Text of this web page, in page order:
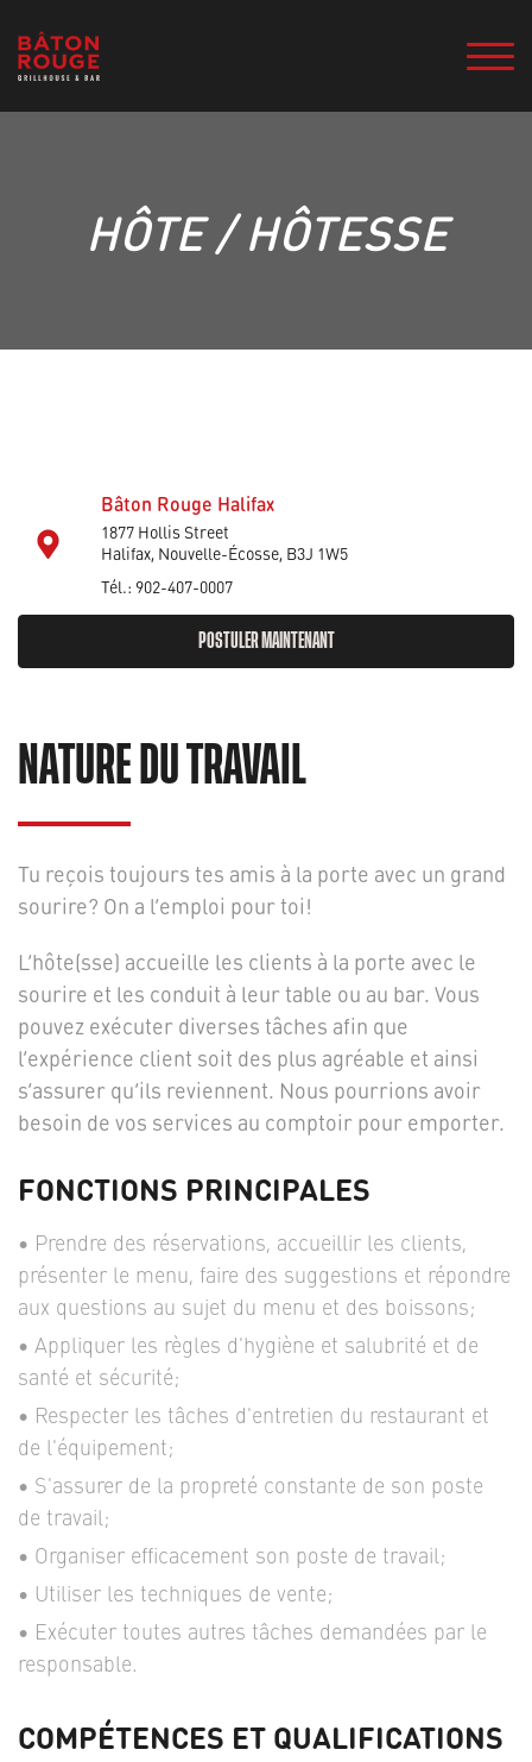
HÔTE / HÔTESSE
NATURE DU TRAVAIL
Tu reçois toujours tes amis à la porte avec un grand
sourire? On a l’emploi pour toi!
L’hôte(sse) accueille les clients à la porte avec le
sourire et les conduit à leur table ou au bar. Vous
pouvez exécuter diverses tâches afin que
l’expérience client soit des plus agréable et ainsi
s’assurer qu’ils reviennent. Nous pourrions avoir
besoin de vos services au comptoir pour emporter.
FONCTIONS PRINCIPALES
Prendre des réservations, accueillir les clients,
présenter le menu, faire des suggestions et répondre
aux questions au sujet du menu et des boissons;
Appliquer les règles d'hygiène et salubrité et de
santé et sécurité;
Respecter les tâches d'entretien du restaurant et
de l'équipement;
S'assurer de la propreté constante de son poste
de travail;
Organiser efficacement son poste de travail;
Utiliser les techniques de vente;
Exécuter toutes autres tâches demandées par le
responsable.
COMPÉTENCES ET QUALIFICATIONS
Bâton Rouge Halifax
1877 Hollis Street
Halifax, Nouvelle-Écosse, B3J 1W5
Tél.: 902-407-0007
POSTULER MAINTENANT